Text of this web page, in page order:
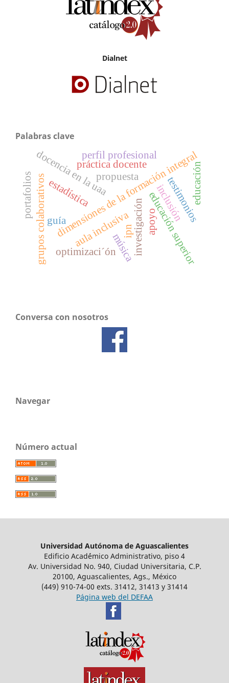
Dialnet
Palabras clave
dimensiones de la formación integral
educación superior
aula inclusiva
inclusión
guía apoyo
docencia en la uaa
testimonios
práctica docente
investigación
grupos colaborativos
perfil profesional
estadística
portafolios propuesta educación
música
optimizaci´ón
ipn
Conversa con nosotros
Navegar
Número actual
Universidad Autónoma de Aguascalientes
Edificio Acad´émico Administrativo, piso 4
Av. Universidad No. 940, Ciudad Universitaria, C.P.
20100, Aguascalientes, Ags., México
(449) 910-74-00 exts. 31412, 31413 y 31414
Página web del DEFAA